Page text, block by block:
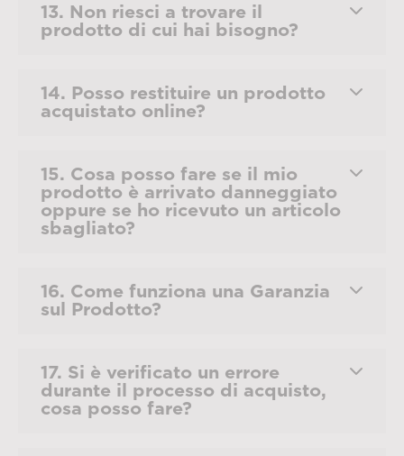
13. Non riesci a trovare il
prodotto di cui hai bisogno?
14. Posso restituire un prodotto
acquistato online?
15. Cosa posso fare se il mio
prodotto è arrivato danneggiato
oppure se ho ricevuto un articolo
sbagliato?
16. Come funziona una Garanzia
sul Prodotto?
17. Si è verificato un errore
durante il processo di acquisto,
cosa posso fare?